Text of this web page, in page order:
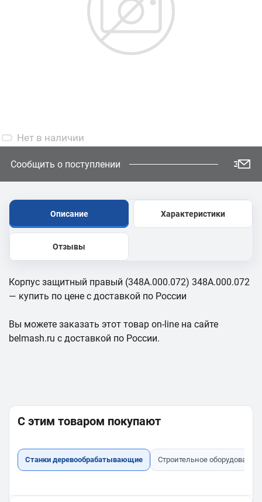
Нет в наличии
Сообщить о поступлении
Описание Характеристики
Отзывы
Корпус защитный правый (348А.000.072) 348А.000.072
— купить по цене с доставкой по России
Вы можете заказать этот товар on-line на сайте
belmash.ru с доставкой по России.
С этим товаром покупают
Станки деревообрабатывающие Строительное оборудование